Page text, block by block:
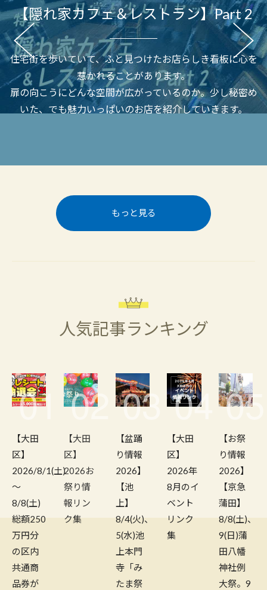
【隠れ家カフェ＆レストラン】Part 2
住宅街を歩いていて、ふと見つけたお店らしき看板に心を
惹かれることがあります。
扉の向こうにどんな空間が広がっているのか。少し秘密め
いた、でも魅力いっぱいのお店を紹介していきます。
もっと見る
人気記事ランキング
01
【大田
区】
2026/8/1(土)
～
8/8(土)
総額250
万円分
の区内
共通商
品券が
02
【大田
区】
2026お
祭り情
報リン
ク集
03
【盆踊
り情報
2026】
【池
上】
8/4(火)、
5(水)池
上本門
寺「み
たま祭
04
【大田
区】
2026年
8月のイ
ベント
リンク
集
05
【お祭
り情報
2026】
【京急
蒲田】
8/8(土)、
9(日)蒲
田八幡
神社例
大祭。9